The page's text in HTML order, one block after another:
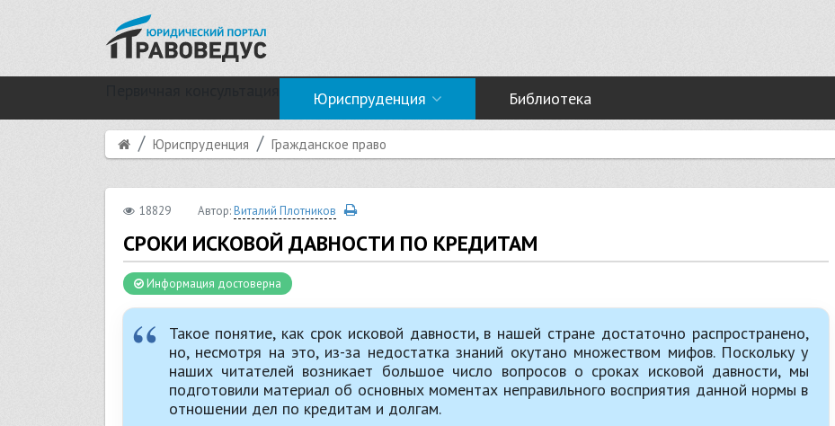
Юриспруденция Библиотека
Юриспруденция Гражданское право
18829 Автор: Виталий Плотников
СРОКИ ИСКОВОЙ ДАВНОСТИ ПО КРЕДИТАМ
Информация достоверна
Такое понятие, как срок исковой давности, в нашей стране достаточно распространено,
но, несмотря на это, из-за недостатка знаний окутано множеством мифов. Поскольку у
наших читателей возникает большое число вопросов о сроках исковой давности, мы
подготовили материал об основных моментах неправильного восприятия данной нормы в
отношении дел по кредитам и долгам.